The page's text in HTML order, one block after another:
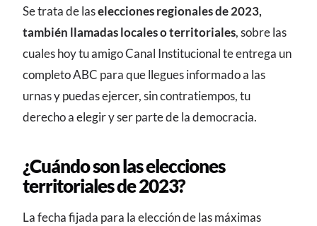
Se trata de laselecciones regionales de 2023,
también llamadas locales o territoriales, sobre las
cuales hoy tu amigo Canal Institucional te entrega un
completo ABC para que llegues informado a las
urnas y puedas ejercer, sin contratiempos, tu
derecho a elegir y ser parte de la democracia.
¿Cuándo son las elecciones
territoriales de 2023?
La fecha fijada para la elección de las máximas